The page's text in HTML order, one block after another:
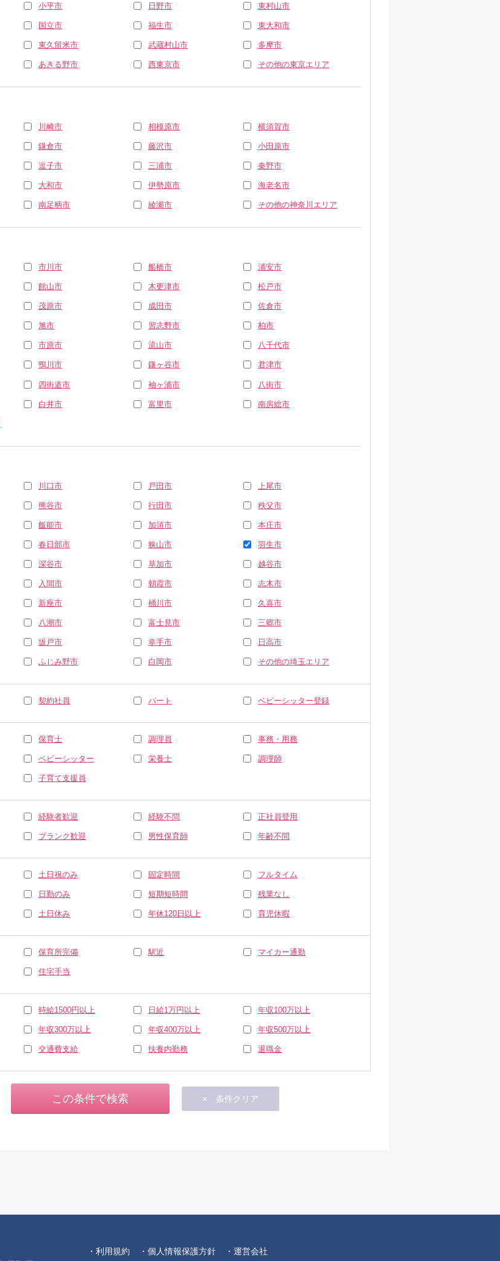
小平市 日野市 東村山市
国立市 福生市 東大和市
東久留米市 武蔵村山市 多摩市
あきる野市 西東京市 その他の東京エリア
川崎市 相模原市 横須賀市
鎌倉市 藤沢市 小田原市
逗子市 三浦市 秦野市
大和市 伊勢原市 海老名市
南足柄市 綾瀬市 その他の神奈川エリア
市川市 船橋市 浦安市
館山市 木更津市 松戸市
茂原市 成田市 佐倉市
旭市 習志野市 柏市
市原市 流山市 八千代市
鴨川市 鎌ヶ谷市 君津市
四街道市 袖ヶ浦市 八街市
白井市 富里市 南房総市
川口市 戸田市 上尾市
熊谷市 行田市 秩父市
飯能市 加須市 本庄市
春日部市 狭山市 羽生市
深谷市 草加市 越谷市
入間市 朝霞市 志木市
新座市 桶川市 久喜市
八潮市 富士見市 三郷市
坂戸市 幸手市 日高市
ふじみ野市 白岡市 その他の埼玉エリア
契約社員 パート ベビーシッター登録
保育士 調理員 事務・用務
ベビーシッター 栄養士 調理師
子育て支援員
経験者歓迎 経験不問 正社員登用
ブランク歓迎 男性保育師 年齢不問
土日祝のみ 固定時間 フルタイム
日勤のみ 短期短時間 残業なし
土日休み 年休120日以上 育児休暇
保育所完備 駅近 マイカー通勤
住宅手当
時給1500円以上 日給1万円以上 年収100万以上
年収300万以上 年収400万以上 年収500万以上
交通費支給 扶養内勤務 退職金
・利用規約 ・個人情報保護方針 ・運営会社